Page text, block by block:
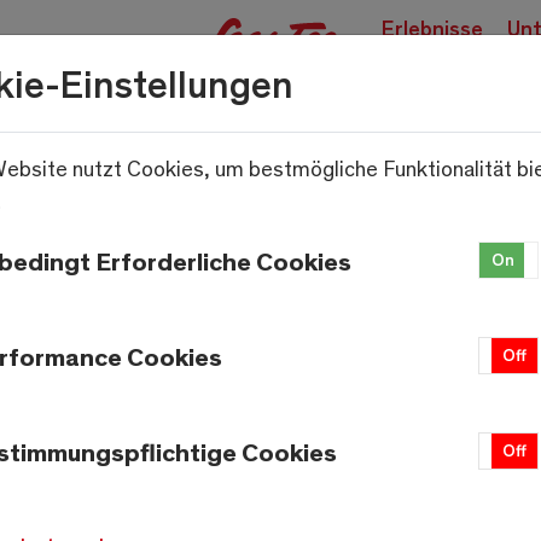
Erlebnisse
ist noch
Einstellungen
nutzt Cookies, um bestmögliche Funktionalität
Erforderliche Cookies On
Cookies Off
Cookies Off